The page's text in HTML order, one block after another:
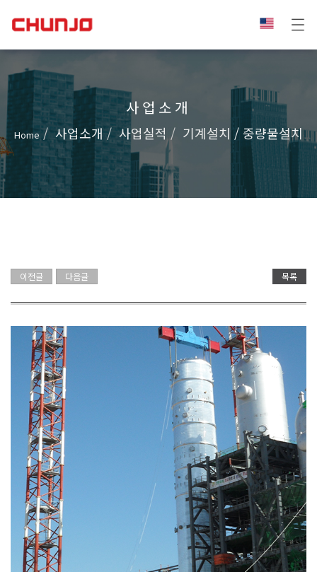
사업소개
Home 사업소개 사업실적 기계설치 / 중량물설치
이전글 다음글 목록